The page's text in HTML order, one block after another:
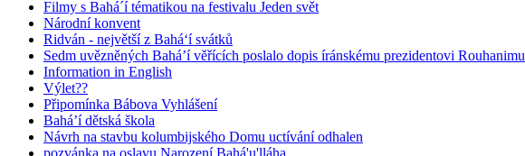
Filmy s Bahá´í tématikou na festivalu Jeden svět
Národní konvent
Ridván - největší z Bahá‘í svátků
Sedm uvězněných Bahá’í věřících poslalo dopis íránskému prezidentovi Rouhanimu
Information in English
Výlet??
Připomínka Bábova Vyhlášení
Bahá’í dětská škola
Návrh na stavbu kolumbijského Domu uctívání odhalen
pozvánka na oslavu Narození Bahá'u'lláha